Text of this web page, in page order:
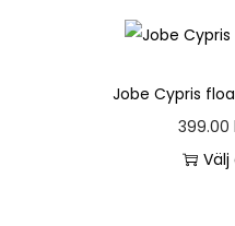
Jobe Cypris
399.00